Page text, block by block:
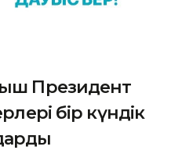
Президент
бір күндік